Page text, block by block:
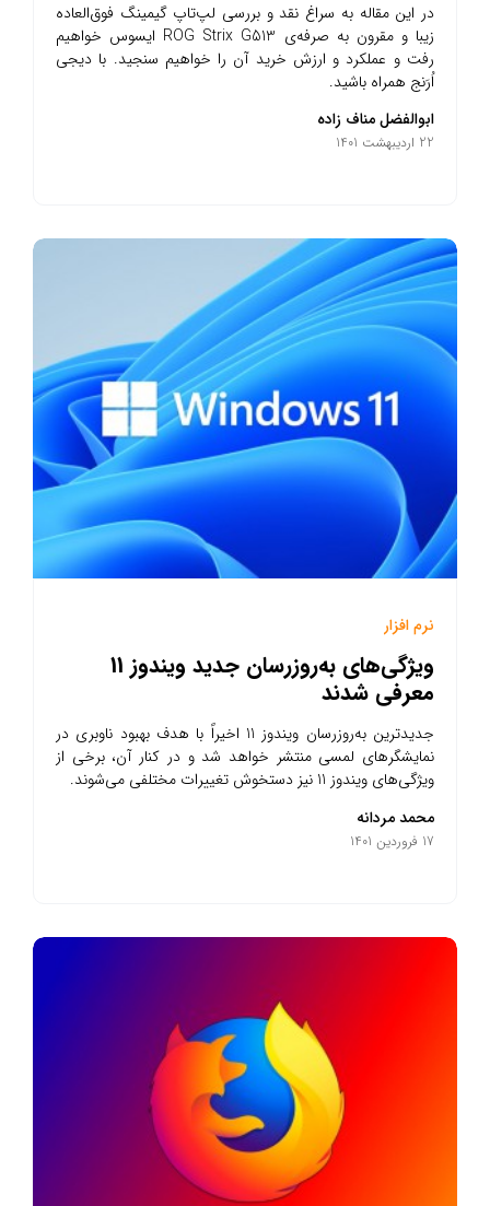
در این مقاله به سراغ نقد و بررسی لپ‌تاپ گیمینگ فوق‌العاده
زیبا و مقرون به صرفه‌ی ROG Strix G513 ایسوس خواهیم
رفت و عملکرد و ارزش خرید آن را خواهیم سنجید. با دیجی
اُرَنج همراه باشید.
ابوالفضل مناف زاده
22 اردیبهشت 1401
نرم افزار
ویژگی‌های به‌روزرسان جدید ویندوز 11
معرفی شدند
جدیدترین به‌روزرسان ویندوز 11 اخیراً با هدف بهبود ناوبری در
نمایشگرهای لمسی منتشر خواهد شد و در کنار آن، برخی از
ویژگی‌های ویندوز 11 نیز دستخوش تغییرات مختلفی می‌شوند.
محمد مردانه
17 فروردین 1401